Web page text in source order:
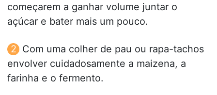
começarem a ganhar volume juntar o
açúcar e bater mais um pouco.
Com uma colher de pau ou rapa-tachos
envolver cuidadosamente a maizena, a
farinha e o fermento.